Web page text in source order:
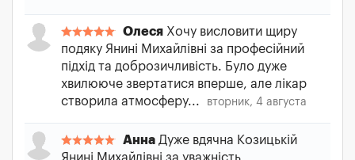
Олеся Хочу висловити щиру
подяку Янині Михайлівні за професійний
підхід та доброзичливість. Було дуже
хвилююче звертатися вперше, але лікар
створила атмосферу...
вторник, 4 августа
Анна Дуже вдячна Козицькій